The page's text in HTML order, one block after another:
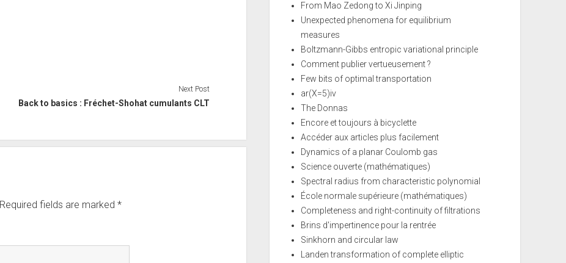
Next Post
Back to basics : Fréchet-Shohat cumulants CLT
Required fields are marked *
From Mao Zedong to Xi Jinping
Unexpected phenomena for equilibrium
measures
Boltzmann-Gibbs entropic variational principle
Comment publier vertueusement ?
Few bits of optimal transportation
ar(X=5)iv
The Donnas
Encore et toujours à bicyclette
Accéder aux articles plus facilement
Dynamics of a planar Coulomb gas
Science ouverte (mathématiques)
Spectral radius from characteristic polynomial
École normale supérieure (mathématiques)
Completeness and right-continuity of filtrations
Brins d'impertinence pour la rentrée
Sinkhorn and circular law
Landen transformation of complete elliptic